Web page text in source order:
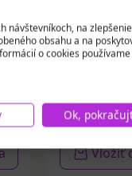
TEREZIA
tablety
Na
Vložiť
návštevníkoch, na zlepšenie
obsahu a na
o cookies používame
Ok,